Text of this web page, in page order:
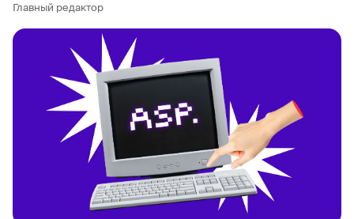
Главный редактор